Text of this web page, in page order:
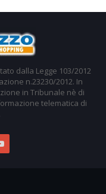
dalla Legge 103/2012
n.23230/2012. In
in Tribunale nè di
telematica di